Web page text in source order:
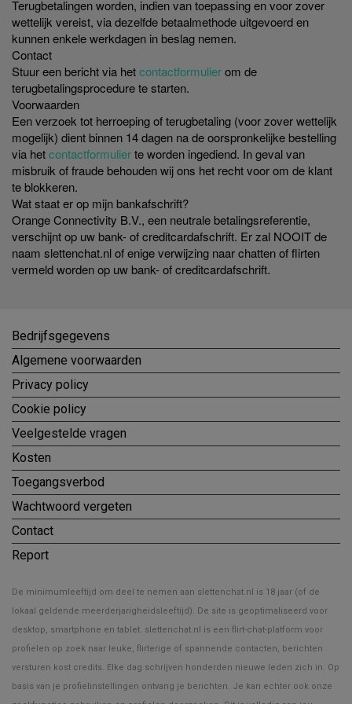
Terugbetalingen worden, indien van toepassing en voor zover
wettelijk vereist, via dezelfde betaalmethode uitgevoerd en
kunnen enkele werkdagen in beslag nemen.
Contact
Stuur een bericht via hetcontactformulierom de
terugbetalingsprocedure te starten.
Voorwaarden
Een verzoek tot herroeping of terugbetaling (voor zover wettelijk
mogelijk) dient binnen 14 dagen na de oorspronkelijke bestelling
via hetcontactformulierte worden ingediend. In geval van
misbruik of fraude behouden wij ons het recht voor om de klant
te blokkeren.
Wat staat er op mijn bankafschrift?
Orange Connectivity B.V., een neutrale betalingsreferentie,
verschijnt op uw bank- of creditcardafschrift. Er zal NOOIT de
naam slettenchat.nl of enige verwijzing naar chatten of flirten
vermeld worden op uw bank- of creditcardafschrift.
Bedrijfsgegevens
Algemene voorwaarden
Privacy policy
Cookie policy
Veelgestelde vragen
Kosten
Toegangsverbod
Wachtwoord vergeten
Contact
Report
De minimumleeftijd om deel te nemen aan slettenchat.nl is 18 jaar (of de
lokaal geldende meerderjarigheidsleeftijd). De site is geoptimaliseerd voor
desktop, smartphone en tablet. slettenchat.nl is een flirt-chat-platform voor
profielen op zoek naar leuke, flirterige of spannende contacten, berichten
versturen kost credits. Elke dag schrijven honderden nieuwe leden zich in. Op
basis van je profielinstellingen ontvang je berichten. Je kan echter ook onze